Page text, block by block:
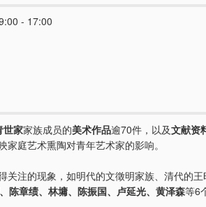
- 17:00
世家家族成员的美术作品逾70件，以及文献资
庭艺术熏陶对青年艺术家的影响。
关注的现象，如明代的文徵明家族、清代的
陈章绩、林墉、陈振国、卢延光、黄泽森等6